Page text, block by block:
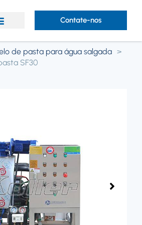
Contate-nos
de pasta para água salgada >
SF30